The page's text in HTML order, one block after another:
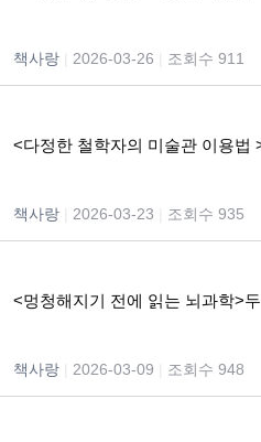
책사랑 2026-03-26 조회수 911
<다정한 철학자의 미술관 이용법
책사랑 2026-03-23 조회수 935
<멍청해지기 전에 읽는 뇌과학>
책사랑 2026-03-09 조회수 948